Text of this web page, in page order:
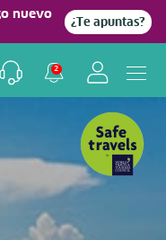
nuevo
¿Te apuntas?
2